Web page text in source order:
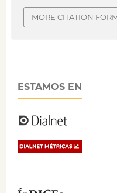
MORE CITATION
ESTAMOS EN